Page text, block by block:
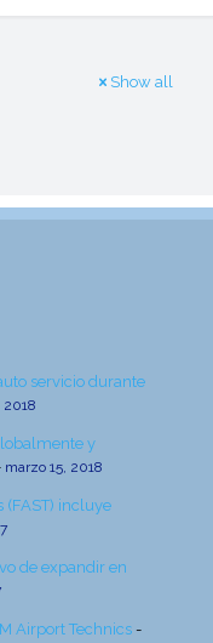
Show all
servicio durante
y
marzo 15, 2018
(FAST) incluye
de expandir en
Airport Technics -